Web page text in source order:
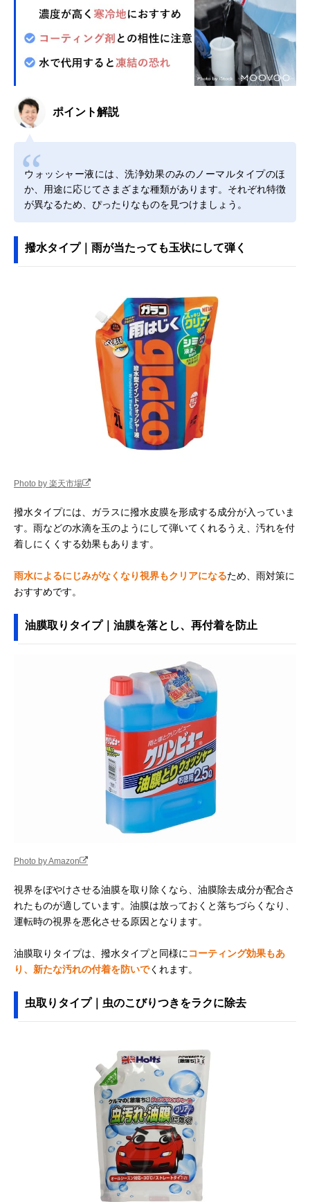
ポイント解説
ウォッシャー液には、洗浄効果のみのノーマルタイプのほ
か、用途に応じてさまざまな種類があります。それぞれ特徴
が異なるため、ぴったりなものを見つけましょう。
撥水タイプ｜雨が当たっても玉状にして弾く
Photo by 楽天市場
撥水タイプには、ガラスに撥水皮膜を形成する成分が入っていま
す。雨などの水滴を玉のようにして弾いてくれるうえ、汚れを付
着しにくくする効果もあります。
雨水によるにじみがなくなり視界もクリアになるため、雨対策に
おすすめです。
油膜取りタイプ｜油膜を落とし、再付着を防止
Photo by Amazon
視界をぼやけさせる油膜を取り除くなら、油膜除去成分が配合さ
れたものが適しています。油膜は放っておくと落ちづらくなり、
運転時の視界を悪化させる原因となります。
油膜取りタイプは、撥水タイプと同様に コーティング効果もあ
り、新たな汚れの付着を防いでくれます。
虫取りタイプ｜虫のこびりつきをラクに除去